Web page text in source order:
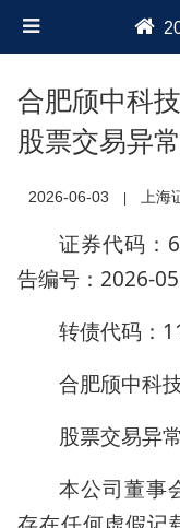
合肥颀中科
股票交易异
2026-06-03 上海
证券代码：
告编号：2026-
转债代码：
合肥颀中科
股票交易异
本公司董事